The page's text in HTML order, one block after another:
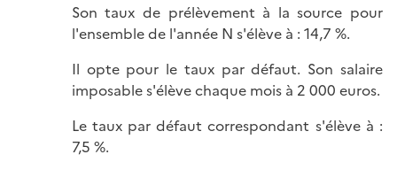
Son taux de prélèvement à la source pour
l'ensemble de l'année N s'élève à : 14,7 %.
Il opte pour le taux par défaut. Son salaire
imposable s'élève chaque mois à 2 000 euros.
Le taux par défaut correspondant s'élève à :
7,5 %.